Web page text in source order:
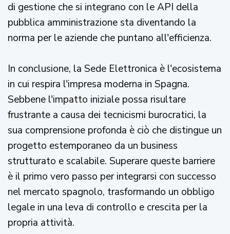
di gestione che si integrano con le API della
pubblica amministrazione sta diventando la
norma per le aziende che puntano all'efficienza.
In conclusione, la Sede Elettronica è l'ecosistema
in cui respira l'impresa moderna in Spagna.
Sebbene l'impatto iniziale possa risultare
frustrante a causa dei tecnicismi burocratici, la
sua comprensione profonda è ciò che distingue un
progetto estemporaneo da un business
strutturato e scalabile. Superare queste barriere
è il primo vero passo per integrarsi con successo
nel mercato spagnolo, trasformando un obbligo
legale in una leva di controllo e crescita per la
propria attività.